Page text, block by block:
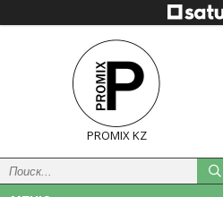
PROMIX KZ